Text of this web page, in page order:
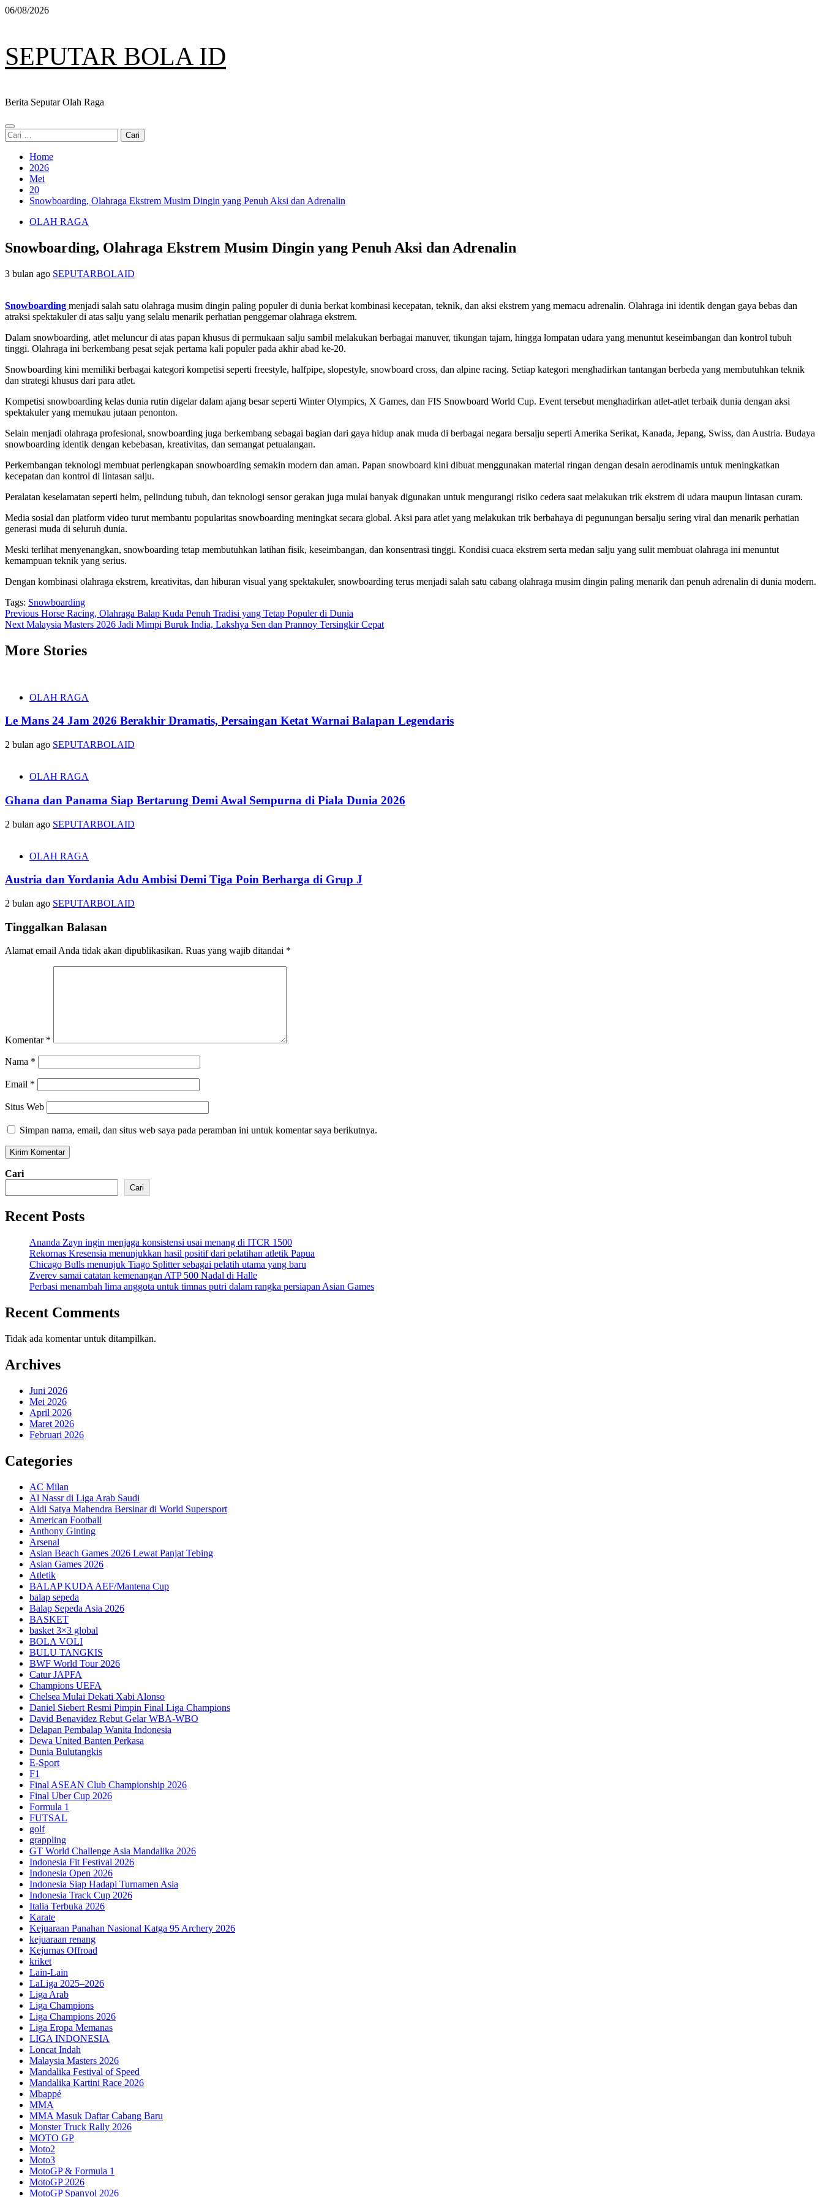
Skip
06/08/2026
SEPUTAR BOLA ID
Berita Seputar Olah Raga
Primary
Menu
Cari
untuk:
Home
2026
Mei
20
Snowboarding, Olahraga Ekstrem Musim Dingin yang Penuh Aksi dan Adrenalin
OLAH RAGA
Snowboarding, Olahraga Ekstrem Musim Dingin yang Penuh Aksi dan Adrenalin
3 bulan ago SEPUTARBOLAID
Snowboarding menjadi salah satu olahraga musim dingin paling populer di dunia berkat kombinasi kecepatan, teknik, dan aksi ekstrem yang memacu adrenalin. Olahraga ini identik dengan gaya bebas dan
atraksi spektakuler di atas salju yang selalu menarik perhatian penggemar olahraga ekstrem.
Dalam snowboarding, atlet meluncur di atas papan khusus di permukaan salju sambil melakukan berbagai manuver, tikungan tajam, hingga lompatan udara yang menuntut keseimbangan dan kontrol tubuh
tinggi. Olahraga ini berkembang pesat sejak pertama kali populer pada akhir abad ke-20.
Snowboarding kini memiliki berbagai kategori kompetisi seperti freestyle, halfpipe, slopestyle, snowboard cross, dan alpine racing. Setiap kategori menghadirkan tantangan berbeda yang membutuhkan teknik
dan strategi khusus dari para atlet.
Kompetisi snowboarding kelas dunia rutin digelar dalam ajang besar seperti Winter Olympics, X Games, dan FIS Snowboard World Cup. Event tersebut menghadirkan atlet-atlet terbaik dunia dengan aksi
spektakuler yang memukau jutaan penonton.
Selain menjadi olahraga profesional, snowboarding juga berkembang sebagai bagian dari gaya hidup anak muda di berbagai negara bersalju seperti Amerika Serikat, Kanada, Jepang, Swiss, dan Austria. Budaya
snowboarding identik dengan kebebasan, kreativitas, dan semangat petualangan.
Perkembangan teknologi membuat perlengkapan snowboarding semakin modern dan aman. Papan snowboard kini dibuat menggunakan material ringan dengan desain aerodinamis untuk meningkatkan
kecepatan dan kontrol di lintasan salju.
Peralatan keselamatan seperti helm, pelindung tubuh, dan teknologi sensor gerakan juga mulai banyak digunakan untuk mengurangi risiko cedera saat melakukan trik ekstrem di udara maupun lintasan curam.
Media sosial dan platform video turut membantu popularitas snowboarding meningkat secara global. Aksi para atlet yang melakukan trik berbahaya di pegunungan bersalju sering viral dan menarik perhatian
generasi muda di seluruh dunia.
Meski terlihat menyenangkan, snowboarding tetap membutuhkan latihan fisik, keseimbangan, dan konsentrasi tinggi. Kondisi cuaca ekstrem serta medan salju yang sulit membuat olahraga ini menuntut
kemampuan teknik yang serius.
Dengan kombinasi olahraga ekstrem, kreativitas, dan hiburan visual yang spektakuler, snowboarding terus menjadi salah satu cabang olahraga musim dingin paling menarik dan penuh adrenalin di dunia modern.
Tags: Snowboarding
Post
navigation
Previous Horse Racing, Olahraga Balap Kuda Penuh Tradisi yang Tetap Populer di Dunia
Next Malaysia Masters 2026 Jadi Mimpi Buruk India, Lakshya Sen dan Prannoy Tersingkir Cepat
More Stories
OLAH RAGA
Le Mans 24 Jam 2026 Berakhir Dramatis, Persaingan Ketat Warnai Balapan Legendaris
2 bulan ago SEPUTARBOLAID
OLAH RAGA
Ghana dan Panama Siap Bertarung Demi Awal Sempurna di Piala Dunia 2026
2 bulan ago SEPUTARBOLAID
OLAH RAGA
Austria dan Yordania Adu Ambisi Demi Tiga Poin Berharga di Grup J
2 bulan ago SEPUTARBOLAID
Tinggalkan Balasan
Alamat email Anda tidak akan dipublikasikan. Ruas yang wajib ditandai *
Komentar *
Nama *
Email *
Situs Web
Simpan nama, email, dan situs web saya pada peramban ini untuk komentar saya berikutnya.
Cari
Cari
Recent Posts
Ananda Zayn ingin menjaga konsistensi usai menang di ITCR 1500
Rekornas Kresensia menunjukkan hasil positif dari pelatihan atletik Papua
Chicago Bulls menunjuk Tiago Splitter sebagai pelatih utama yang baru
Zverev samai catatan kemenangan ATP 500 Nadal di Halle
Perbasi menambah lima anggota untuk timnas putri dalam rangka persiapan Asian Games
Recent Comments
Tidak ada komentar untuk ditampilkan.
Archives
Juni 2026
Mei 2026
April 2026
Maret 2026
Februari 2026
Categories
AC Milan
Al Nassr di Liga Arab Saudi
Aldi Satya Mahendra Bersinar di World Supersport
American Football
Anthony Ginting
Arsenal
Asian Beach Games 2026 Lewat Panjat Tebing
Asian Games 2026
Atletik
BALAP KUDA AEF/Mantena Cup
balap sepeda
Balap Sepeda Asia 2026
BASKET
basket 3×3 global
BOLA VOLI
BULU TANGKIS
BWF World Tour 2026
Catur JAPFA
Champions UEFA
Chelsea Mulai Dekati Xabi Alonso
Daniel Siebert Resmi Pimpin Final Liga Champions
David Benavidez Rebut Gelar WBA-WBO
Delapan Pembalap Wanita Indonesia
Dewa United Banten Perkasa
Dunia Bulutangkis
E-Sport
F1
Final ASEAN Club Championship 2026
Final Uber Cup 2026
Formula 1
FUTSAL
golf
grappling
GT World Challenge Asia Mandalika 2026
Indonesia Fit Festival 2026
Indonesia Open 2026
Indonesia Siap Hadapi Turnamen Asia
Indonesia Track Cup 2026
Italia Terbuka 2026
Karate
Kejuaraan Panahan Nasional Katga 95 Archery 2026
kejuaraan renang
Kejurnas Offroad
kriket
Lain-Lain
LaLiga 2025–2026
Liga Arab
Liga Champions
Liga Champions 2026
Liga Eropa Memanas
LIGA INDONESIA
Loncat Indah
Malaysia Masters 2026
Mandalika Festival of Speed
Mandalika Kartini Race 2026
Mbappé
MMA
MMA Masuk Daftar Cabang Baru
Monster Truck Rally 2026
MOTO GP
Moto2
Moto3
MotoGP & Formula 1
MotoGP 2026
MotoGP Spanyol 2026